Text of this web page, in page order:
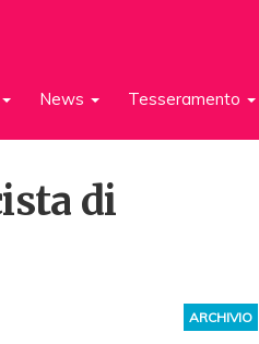
News Tesseramento
di
ARCHIVIO